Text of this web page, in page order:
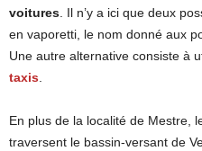
voitures. Il n’y a ici que deux
en vaporetti, le nom donné aux
Une autre alternative consiste à
taxis.
En plus de la localité de Mestre,
traversent le bassin-versant de